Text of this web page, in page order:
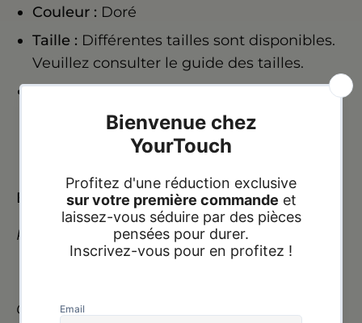
Couleur : Doré
Taille : Différentes tailles sont disponibles.
Veuillez consulter le guide des tailles.
Caractéristiques :Hypoallergéniques,
résistants à l'eau et ne noircissent pas.
Expédition :24h à 72h heures
Paiement à la livraison
Guide des tailles :